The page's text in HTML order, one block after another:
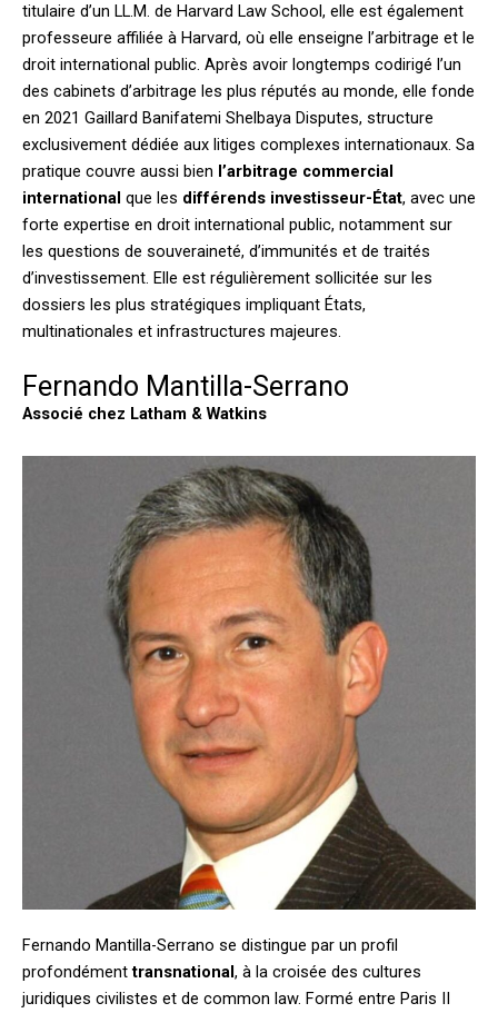
titulaire d’un LL.M. de Harvard Law School, elle est également
professeure affiliée à Harvard, où elle enseigne l’arbitrage et le
droit international public. Après avoir longtemps codirigé l’un
des cabinets d’arbitrage les plus réputés au monde, elle fonde
en 2021 Gaillard Banifatemi Shelbaya Disputes, structure
exclusivement dédiée aux litiges complexes internationaux. Sa
pratique couvre aussi bien l’arbitrage commercial
international que les différends investisseur-État, avec une
forte expertise en droit international public, notamment sur
les questions de souveraineté, d’immunités et de traités
d’investissement. Elle est régulièrement sollicitée sur les
dossiers les plus stratégiques impliquant États,
multinationales et infrastructures majeures.
Fernando Mantilla-Serrano
Associé chez Latham & Watkins
Fernando Mantilla-Serrano se distingue par un profil
profondémenttransnational, à la croisée des cultures
juridiques civilistes et de common law. Formé entre Paris II